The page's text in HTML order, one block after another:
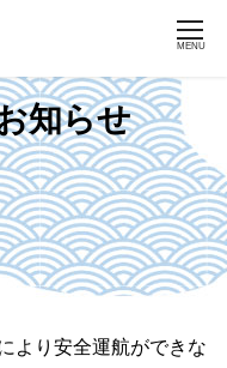
MENU
知らせ
より安全運航ができな